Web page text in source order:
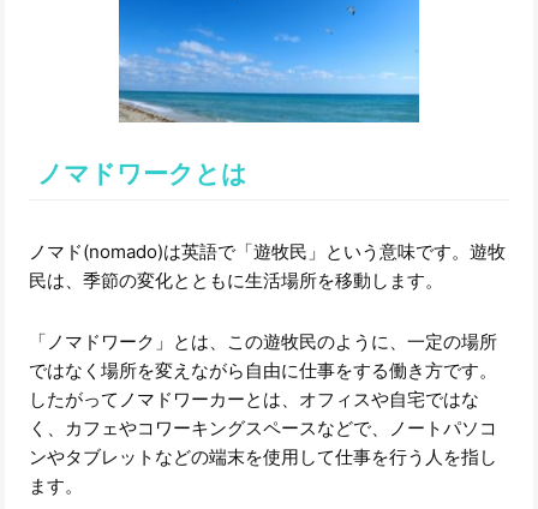
ノマドワークとは
ノマド(nomado)は英語で「遊牧民」という意味です。遊牧
民は、季節の変化とともに生活場所を移動します。
「ノマドワーク」とは、この遊牧民のように、一定の場所
ではなく場所を変えながら自由に仕事をする働き方です。
したがってノマドワーカーとは、オフィスや自宅ではな
く、カフェやコワーキングスペースなどで、ノートパソコ
ンやタブレットなどの端末を使用して仕事を行う人を指し
ます。